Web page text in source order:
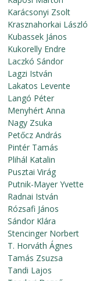
Karácsonyi Zsolt
Krasznahorkai László
Kubassek János
Kukorelly Endre
Laczkó Sándor
Lagzi István
Lakatos Levente
Langó Péter
Menyhért Anna
Nagy Zsuka
Petőcz András
Pintér Tamás
Plihál Katalin
Pusztai Virág
Putnik-Mayer Yvette
Radnai István
Rózsafi János
Sándor Klára
Stencinger Norbert
T. Horváth Ágnes
Tamás Zsuzsa
Tandi Lajos